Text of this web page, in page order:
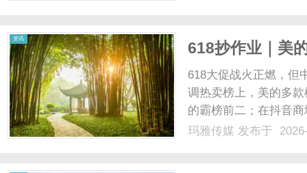
资讯
618抄作业｜美
第一，美的双出
618大促战火正燃，但
调热卖榜上，美的多
的霸榜前二；在抖音
气榜中，美的同样高
玛雅传媒 发布于